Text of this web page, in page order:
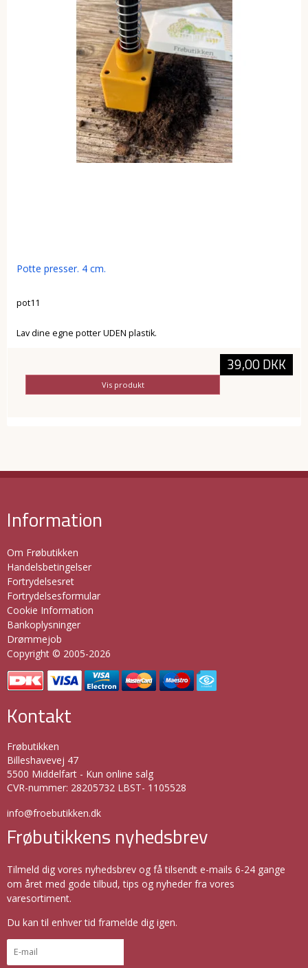
Potte presser. 4 cm.
pot11
Lav dine egne potter UDEN plastik.
39,00 DKK
Vis produkt
Information
Om Frøbutikken
Handelsbetingelser
Fortrydelsesret
Fortrydelsesformular
Cookie Information
Bankoplysninger
Drømmejob
Copyright © 2005-2026
Kontakt
Frøbutikken
Billeshavevej 47
5500 Middelfart - Kun online salg
CVR-nummer: 28205732 LBST- 1105528
info@froebutikken.dk
Frøbutikkens nyhedsbrev
Tilmeld dig vores nyhedsbrev og få tilsendt e-mails 6-24 gange
om året med gode tilbud, tips og nyheder fra vores
varesortiment.
Du kan til enhver tid framelde dig igen.